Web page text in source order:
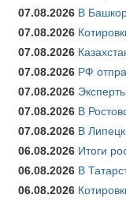
07.08.2026 В
07.08.2026
07.08.2026
07.08.2026 РФ
07.08.2026
07.08.2026 В
07.08.2026 В
06.08.2026 Итоги
06.08.2026 В
06.08.2026